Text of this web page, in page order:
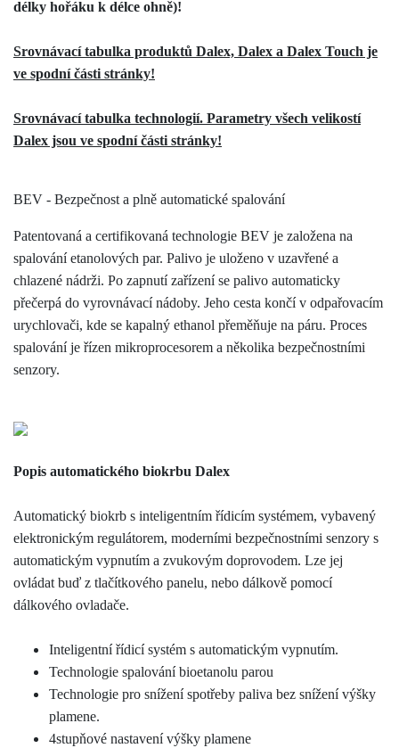
délky hořáku k délce ohně)!
Srovnávací tabulka produktů Dalex, Dalex a Dalex Touch je
ve spodní části stránky!
Srovnávací tabulka technologií. Parametry všech velikostí
Dalex jsou ve spodní části stránky!
BEV - Bezpečnost a plně automatické spalování
Patentovaná a certifikovaná technologie BEV je založena na
spalování etanolových par. Palivo je uloženo v uzavřené a
chlazené nádrži. Po zapnutí zařízení se palivo automaticky
přečerpá do vyrovnávací nádoby. Jeho cesta končí v odpařovacím
urychlovači, kde se kapalný ethanol přeměňuje na páru. Proces
spalování je řízen mikroprocesorem a několika bezpečnostními
senzory.
Popis automatického biokrbu Dalex
Automatický biokrb s inteligentním řídicím systémem, vybavený
elektronickým regulátorem, moderními bezpečnostními senzory s
automatickým vypnutím a zvukovým doprovodem. Lze jej
ovládat buď z tlačítkového panelu, nebo dálkově pomocí
dálkového ovladače.
Inteligentní řídicí systém s automatickým vypnutím.
Technologie spalování bioetanolu parou
Technologie pro snížení spotřeby paliva bez snížení výšky
plamene.
4stupňové nastavení výšky plamene